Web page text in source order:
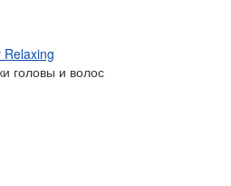
головы и волос